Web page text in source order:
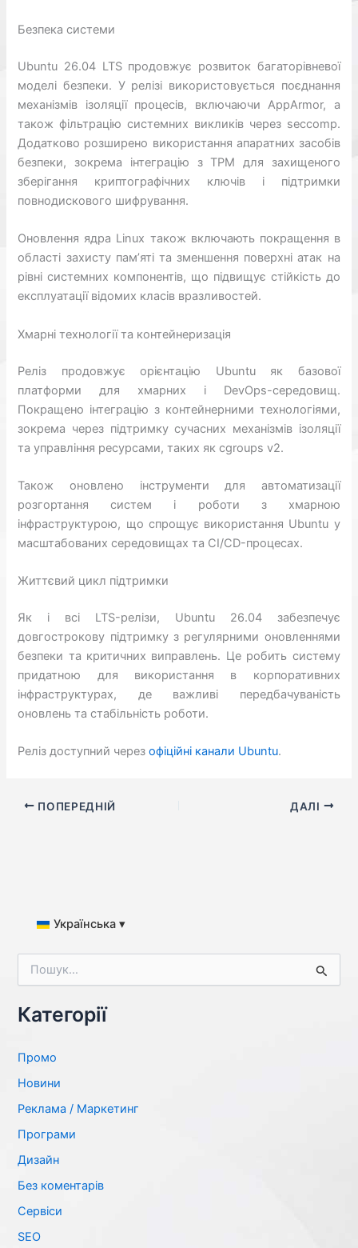
Безпека системи
Ubuntu 26.04 LTS продовжує розвиток багаторівневої
моделі безпеки. У релізі використовується поєднання
механізмів ізоляції процесів, включаючи AppArmor, а
також фільтрацію системних викликів через seccomp.
Додатково розширено використання апаратних засобів
безпеки, зокрема інтеграцію з TPM для захищеного
зберігання криптографічних ключів і підтримки
повнодискового шифрування.
Оновлення ядра Linux також включають покращення в
області захисту пам’яті та зменшення поверхні атак на
рівні системних компонентів, що підвищує стійкість до
експлуатації відомих класів вразливостей.
Хмарні технології та контейнеризація
Реліз продовжує орієнтацію Ubuntu як базової
платформи для хмарних і DevOps-середовищ.
Покращено інтеграцію з контейнерними технологіями,
зокрема через підтримку сучасних механізмів ізоляції
та управління ресурсами, таких як cgroups v2.
Також оновлено інструменти для автоматизації
розгортання систем і роботи з хмарною
інфраструктурою, що спрощує використання Ubuntu у
масштабованих середовищах та CI/CD-процесах.
Життєвий цикл підтримки
Як і всі LTS-релізи, Ubuntu 26.04 забезпечує
довгострокову підтримку з регулярними оновленнями
безпеки та критичних виправлень. Це робить систему
придатною для використання в корпоративних
інфраструктурах, де важливі передбачуваність
оновлень та стабільність роботи.
Реліз доступний черезофіційні канали Ubuntu.
ПОПЕРЕДНІЙ ДАЛІ
Українська ▾
а
т
:
Категорії
Промо
Новини
Реклама / Маркетинг
Програми
Дизайн
Без коментарів
Сервіси
SЕО